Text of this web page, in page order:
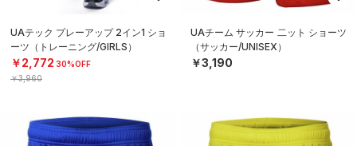
UAテック プレーアップ 2イン1 ショ
ーツ（トレーニング/GIRLS）
￥2,772 30%OFF
￥3,960
UAチーム サッカー 二ット ショーツ
（サッカー/UNISEX）
￥3,190